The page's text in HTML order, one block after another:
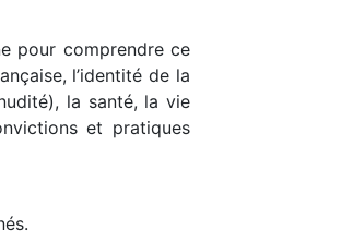
pour comprendre ce
l’identité de la
la santé, la vie
et pratiques